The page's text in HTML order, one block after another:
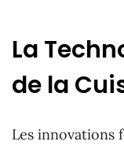
La
de la
Les innovations